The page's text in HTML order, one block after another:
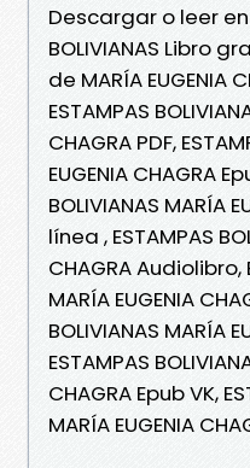
Descargar o leer en
BOLIVIANAS Libro
de MARÍA EUGENIA
ESTAMPAS
CHAGRA PDF,
EUGENIA CHAGRA
BOLIVIANAS MARÍA
línea , ESTAMPAS
CHAGRA Audiolibro,
MARÍA EUGENIA
BOLIVIANAS MARÍA
ESTAMPAS
CHAGRA Epub VK,
MARÍA EUGENIA